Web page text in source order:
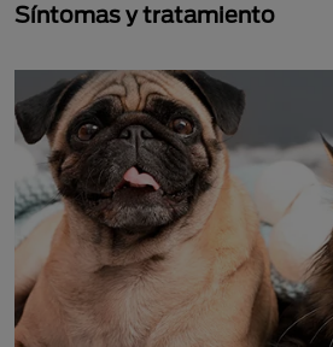
Síntomas y tratamiento